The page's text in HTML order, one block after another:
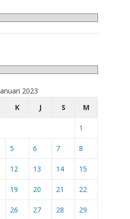
2023
K J S M
1
5 6 7 8
12 13 14 15
19 20 21 22
26 27 28 29